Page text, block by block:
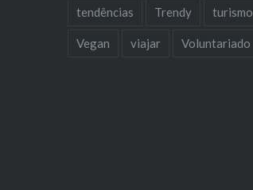
tendências Trendy turismo
Vegan viajar Voluntariado